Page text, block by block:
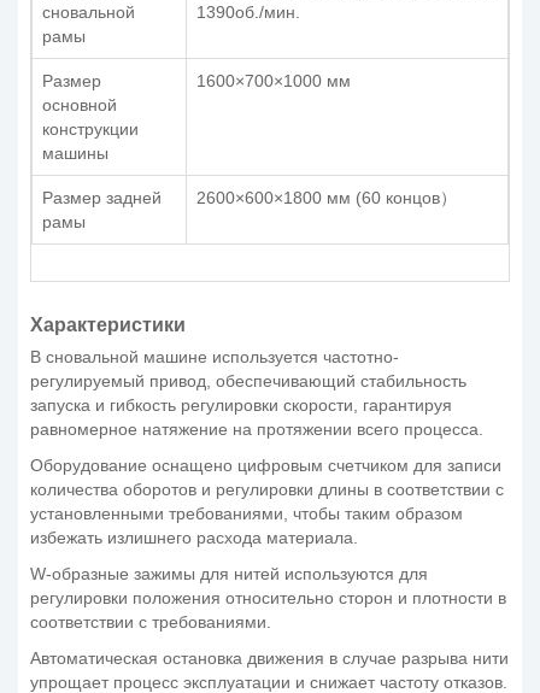
сновальной
рамы
1390об./мин.
Размер
основной
конструкции
машины
1600×700×1000 мм
Размер задней
рамы
2600×600×1800 мм (60 концов）
Характеристики
В сновальной машине используется частотно-
регулируемый привод, обеспечивающий стабильность
запуска и гибкость регулировки скорости, гарантируя
равномерное натяжение на протяжении всего процесса.
Оборудование оснащено цифровым счетчиком для записи
количества оборотов и регулировки длины в соответствии с
установленными требованиями, чтобы таким образом
избежать излишнего расхода материала.
W-образные зажимы для нитей используются для
регулировки положения относительно сторон и плотности в
соответствии с требованиями.
Автоматическая остановка движения в случае разрыва нити
упрощает процесс эксплуатации и снижает частоту отказов.